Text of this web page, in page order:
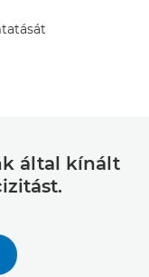
által kínált